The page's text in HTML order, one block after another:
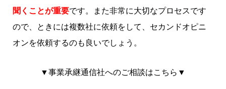
聞くことが重要です。また非常に大切なプロセスです
ので、ときには複数社に依頼をして、セカンドオピニ
オンを依頼するのも良いでしょう。
▼事業承継通信社へのご相談はこちら▼